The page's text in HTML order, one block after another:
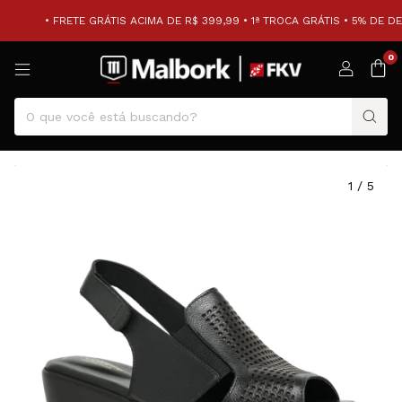
• FRETE GRÁTIS ACIMA DE R$ 399,99 • 1ª TROCA GRÁTIS • 5% DE
0
1 / 5